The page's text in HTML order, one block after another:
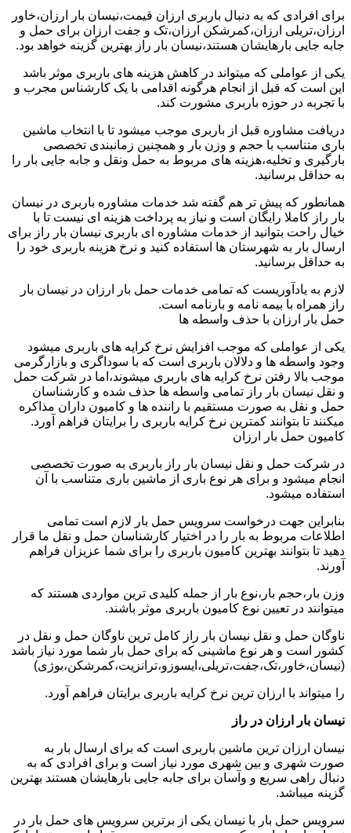
برای افرادی که به دنبال باربری ارزان قیمت،نیسان بار ارزان،خاور
ارزان،تریلی ارزان،کمرشکن ارزان،تک و جفت ارزان برای حمل و
جابه جایی بارهایشان هستند،نیسان بار راز بهترین گزینه خواهد بود.
یکی از عواملی که میتواند در کاهش هزینه های باربری موثر باشد
این است که قبل از انجام هرگونه اقدامی با یک کارشناس مجرب و
با تجربه در حوزه باربری مشورت کند.
دریافت مشاوره قبل از باربری موجب میشود تا با انتخاب ماشین
باری متناسب با حجم و وزن بار و همچنین زمانبندی تخصصی
بارگیری و تخلیه،هزینه های مربوط به حمل ونقل و جابه جایی بار را
به حداقل برسانید.
همانطور که پیش تر هم گفته شد خدمات مشاوره باربری در نیسان
بار راز کاملا رایگان است و نیاز به پرداخت هزینه ای نیست تا با
خیال راحت بتوانید از خدمات مشاوره ای باربری نیسان بار راز برای
ارسال بار به شهرستان ها استفاده کنید و نرخ هزینه باربری خود را
به حداقل برسانید.
لازم به یادآوریست که تمامی خدمات حمل بار ارزان در نیسان بار
راز همراه با بیمه نامه و بارنامه است.
حمل بار ارزان با حذف واسطه ها
یکی از عواملی که موجب افزایش نرخ کرایه های باربری میشود
وجود واسطه ها و دلالان باربری است که با سوداگری و بازارگرمی
موجب بالا رفتن نرخ کرایه های باربری میشوند،اما در شرکت حمل
و نقل نیسان بار راز تمامی واسطه ها حذف شده و کارشناسان
حمل و نقل به صورت مستقیم با راننده ها و کامیون داران مذاکره
میکنند تا بتوانند کمترین نرخ کرایه باربری را برایتان فراهم آورد.
کامیون حمل بار ارزان
در شرکت حمل و نقل نیسان بار راز باربری به صورت تخصصی
انجام میشود و برای هر نوع باری از ماشین باری متناسب با آن
استفاده میشود.
بنابراین جهت درخواست سرویس حمل بار لازم است تمامی
اطلاعات مربوط به بار را در اختیار کارشناسان حمل و نقل ما قرار
دهید تا بتوانند بهترین کامیون باربری را برای شما عزیزان فراهم
آورند.
وزن بار،حجم بار،نوع بار از جمله کلیدی ترین مواردی هستند که
میتوانند در تعیین نوع کامیون باربری موثر باشند.
ناوگان حمل و نقل نیسان بار راز کامل ترین ناوگان حمل و نقل در
کشور است و هر نوع ماشینی که برای حمل بار شما مورد نیاز باشد
(نیسان،خاور،تک،جفت،تریلی،ایسوزو،ترانزیت،کمرشکن،بوژی)
را میتواند با ارزان ترین نرخ کرایه باربری برایتان فراهم آورد.
نیسان بار ارزان در راز
نیسان ارزان ترین ماشین باربری است که برای ارسال بار به
صورت شهری و بین شهری مورد نیاز است و برای افرادی که به
دنبال راهی سریع و وآسان برای جابه جایی بارهایشان هستند بهترین
گزینه میباشد.
سرویس حمل بار با نیسان یکی از برترین سرویس های حمل بار در